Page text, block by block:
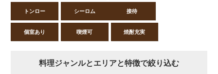
トンロー シーロム 接待
個室あり 喫煙可 焼酎充実
料理ジャンルとエリアと特徴で絞り込む